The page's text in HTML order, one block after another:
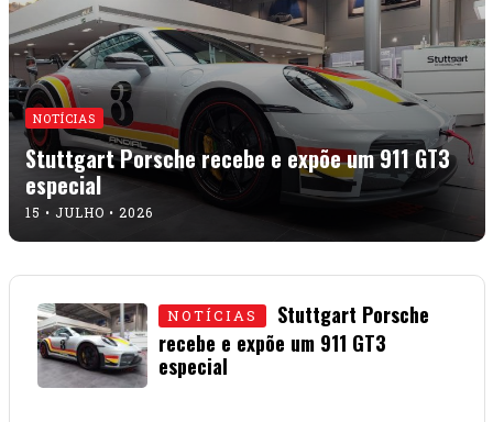
NOTÍCIAS
Stuttgart Porsche recebe e expõe um 911 GT3
especial
15 • JULHO • 2026
NOTÍCIAS
Stuttgart Porsche
recebe e expõe um 911 GT3
especial